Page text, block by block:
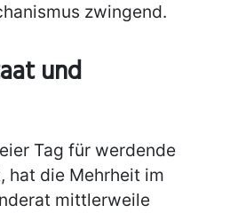
zwingend.
und
Tag für werdende
hat die Mehrheit im
mittlerweile